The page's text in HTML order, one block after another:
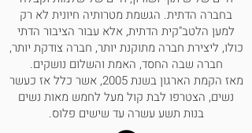
בחברה הדתית. הגשמת מטרותיה חיונית לא רק
למען הלטב"קית הדתית, אלא עבור הציבור הדתי
כולו, ליצירת חברה מתוקנת יותר, חברה צודקת יותר,
חברה שבה החסד, האמת והשלום נושקים.
מאז הקמת הארגון בשנת 2005, אשר כלל אז כעשר
נשים, הצטרפו לבת קול מעל לחמש מאות נשים
בנות תשע עשרה עד שישים פלוס.